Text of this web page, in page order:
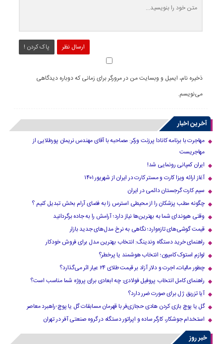
ارسال نظر پاک کردن !
ذخیره نام، ایمیل و وبسایت من در مرورگر برای زمانی که دوباره دیدگاهی
می‌نویسم.
آخرین اخبار
مهاجرت با برنامه کانادا پرزنت ورکر: مصاحبه با آقای مهندس نریمان پورطلایی از
مهاجریست
ایران کمپانی رونمایی شد!
آغاز ارائه ویزا کارت و مستر کارت در ایران از شهریور ۱۴۰۱
سیم کارت گرجستان دائمی در ایران
چگونه مطب پزشکان را از محیطی استرس زا به فضای آرام بخش تبدیل کنیم ؟
وقتی هیوندای شما به بهترین‌ها نیاز دارد؛ آرامش را به جاده برگردانید
قیمت گوشی‌های تازه‌وارد؛ نگاهی به نرخ مدل‌های جدید بازار
راهنمای خرید دستگاه وندینگ: انتخاب بهترین مدل برای فروش خودکار
لوازم استوک کامیون؛ انتخاب هوشمند یا پرخطر؟
چطور مالیات، اجرت و دلار آزاد بر قیمت طلای ۲۴ عیار اثر می‌گذارد؟
راهنمای کامل انتخاب پروفیل فولادی: چه ابعادی برای پروژه شما مناسب است؟
آیا تزریق ژل برای صورت ضرر دارد​؟
گل یا پوچ بازی کردن هادی حجازی‌فر با قهرمان مسابقات گل یا پوچ-راهبرد معاصر
استخدام جوشکار، کارگر ساده و اپراتور دستگاه در گروه صنعتی آفر در تهران
خبر روز